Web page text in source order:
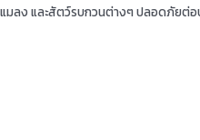
แมลง และสัตว์รบกวนต่างๆ ปลอดภัยต่